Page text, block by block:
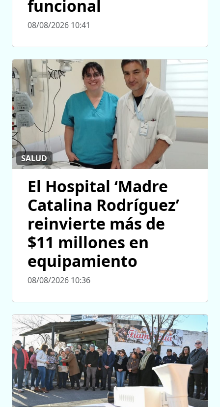
funcional
08/08/2026 10:41
SALUD
El Hospital ‘Madre
Catalina Rodríguez’
reinvierte más de
$11 millones en
equipamiento
08/08/2026 10:36